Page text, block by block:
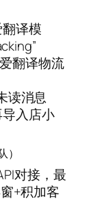
翻译模
翻译物流
读消息
入店小
对接，最
+积加客